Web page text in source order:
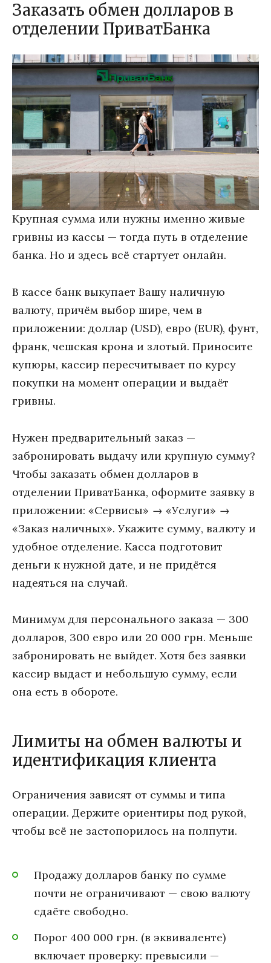
Заказать обмен долларов в
отделении ПриватБанка
Крупная сумма или нужны именно живые
гривны из кассы — тогда путь в отделение
банка. Но и здесь всё стартует онлайн.
В кассе банк выкупает Вашу наличную
валюту, причём выбор шире, чем в
приложении: доллар (USD), евро (EUR), фунт,
франк, чешская крона и злотый. Приносите
купюры, кассир пересчитывает по курсу
покупки на момент операции и выдаёт
гривны.
Нужен предварительный заказ —
забронировать выдачу или крупную сумму?
Чтобы заказать обмен долларов в
отделении ПриватБанка, оформите заявку в
приложении: «Сервисы» → «Услуги» →
«Заказ наличных». Укажите сумму, валюту и
удобное отделение. Касса подготовит
деньги к нужной дате, и не придётся
надеяться на случай.
Минимум для персонального заказа — 300
долларов, 300 евро или 20 000 грн. Меньше
забронировать не выйдет. Хотя без заявки
кассир выдаст и небольшую сумму, если
она есть в обороте.
Лимиты на обмен валюты и
идентификация клиента
Ограничения зависят от суммы и типа
операции. Держите ориентиры под рукой,
чтобы всё не застопорилось на полпути.
Продажу долларов банку по сумме
почти не ограничивают — свою валюту
сдаёте свободно.
Порог 400 000 грн. (в эквиваленте)
включает проверку: превысили —